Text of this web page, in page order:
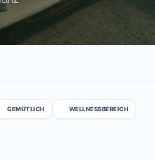
GEMÜTLICH WELLNESSBEREICH